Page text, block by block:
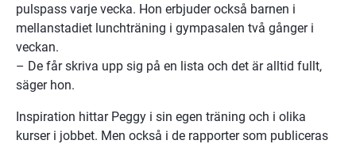
pulspass varje vecka. Hon erbjuder också barnen i
mellanstadiet lunchträning i gympasalen två gånger i
veckan.
– De får skriva upp sig på en lista och det är alltid fullt,
säger hon.
Inspiration hittar Peggy i sin egen träning och i olika
kurser i jobbet. Men också i de rapporter som publiceras